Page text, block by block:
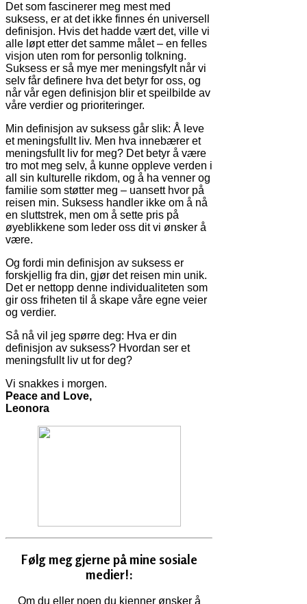
Det som fascinerer meg mest med
suksess, er at det ikke finnes én universell
definisjon. Hvis det hadde vært det, ville vi
alle løpt etter det samme målet – en felles
visjon uten rom for personlig tolkning.
Suksess er så mye mer meningsfylt når vi
selv får definere hva det betyr for oss, og
når vår egen definisjon blir et speilbilde av
våre verdier og prioriteringer.
Min definisjon av suksess går slik: Å leve
et meningsfullt liv. Men hva innebærer et
meningsfullt liv for meg? Det betyr å være
tro mot meg selv, å kunne oppleve verden i
all sin kulturelle rikdom, og å ha venner og
familie som støtter meg – uansett hvor på
reisen min. Suksess handler ikke om å nå
en sluttstrek, men om å sette pris på
øyeblikkene som leder oss dit vi ønsker å
være.
Og fordi min definisjon av suksess er
forskjellig fra din, gjør det reisen min unik.
Det er nettopp denne individualiteten som
gir oss friheten til å skape våre egne veier
og verdier.
Så nå vil jeg spørre deg: Hva er din
definisjon av suksess? Hvordan ser et
meningsfullt liv ut for deg?
Vi snakkes i morgen.
Peace and Love,
Leonora
Følg meg gjerne på mine sosiale
medier!:
Om du eller noen du kjenner ønsker å